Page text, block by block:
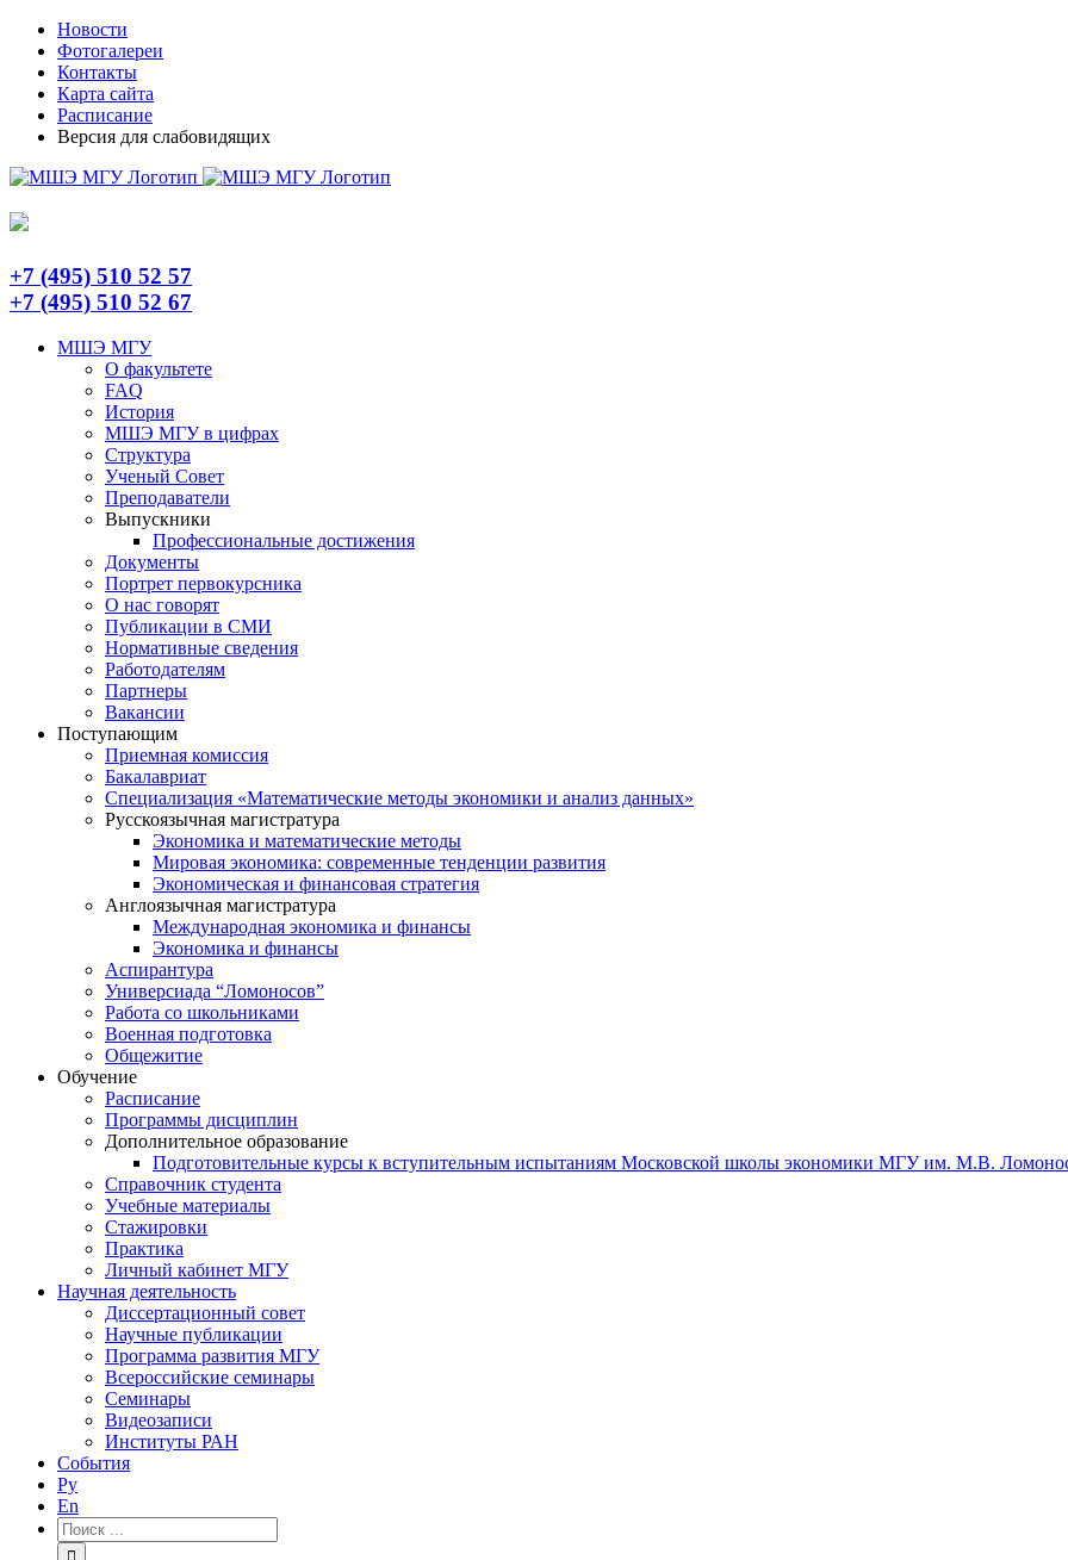
Skip
content
TelegramНовости
Фотогалереи
Контакты
Карта сайта
Расписание
Версия для слабовидящих
+7 (495) 510 52 57
+7 (495) 510 52 67
МШЭ МГУ
О факультете
FAQ
История
МШЭ МГУ в цифрах
Структура
Ученый Совет
Преподаватели
Выпускники
Профессиональные достижения
Документы
Портрет первокурсника
О нас говорят
Публикации в СМИ
Нормативные сведения
Работодателям
Партнеры
Вакансии
Поступающим
Приемная комиссия
Бакалавриат
Специализация «Математические методы экономики и анализ данных»
Русскоязычная магистратура
Экономика и математические методы
Мировая экономика: современные тенденции развития
Экономическая и финансовая стратегия
Англоязычная магистратура
Международная экономика и финансы
Экономика и финансы
Аспирантура
Универсиада “Ломоносов”
Работа со школьниками
Военная подготовка
Общежитие
Обучение
Расписание
Программы дисциплин
Дополнительное образование
Подготовительные курсы к вступительным испытаниям Московской школы экономики МГУ им. М.В.
Справочник студента
Учебные материалы
Стажировки
Практика
Личный кабинет МГУ
Научная деятельность
Диссертационный совет
Научные публикации
Программа развития МГУ
Всероссийские семинары
Семинары
Видеозаписи
Институты РАН
События
Ру
En
Результат
поиска: